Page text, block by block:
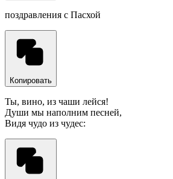
поздравления с Пасхой
Копировать
Ты, вино, из чаши лейся!
Души мы наполним песней,
Видя чудо из чудес: